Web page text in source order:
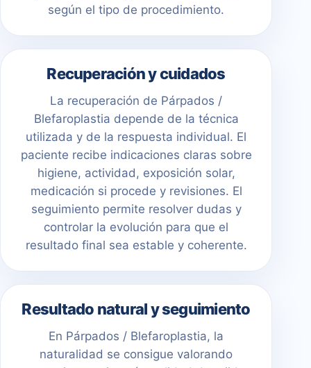
según el tipo de procedimiento.
Recuperación y cuidados
La recuperación de Párpados /
Blefaroplastia depende de la técnica
utilizada y de la respuesta individual. El
paciente recibe indicaciones claras sobre
higiene, actividad, exposición solar,
medicación si procede y revisiones. El
seguimiento permite resolver dudas y
controlar la evolución para que el
resultado final sea estable y coherente.
Resultado natural y seguimiento
En Párpados / Blefaroplastia, la
naturalidad se consigue valorando